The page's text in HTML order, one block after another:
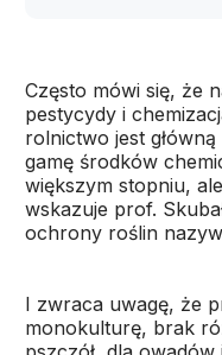
Często mówi się, że
pestycydy i
rolnictwo jest
gamę środków
większym stopniu,
wskazuje prof.
ochrony roślin
I zwraca uwagę, że
monokulturę, brak